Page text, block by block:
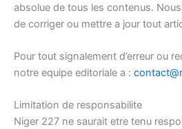
absolue de tous les contenus.
de corriger ou mettre a jour tout
Pour tout signalement d’erreur ou
notre equipe editoriale a :
Limitation de responsabilite
Niger 227 ne saurait etre tenu